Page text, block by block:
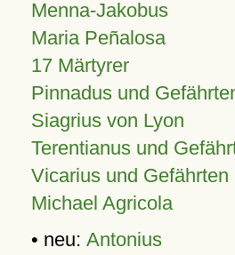
Menna-Jakobus
Maria Peñalosa
17 Märtyrer
Pinnadus und
Siagrius von Lyon
Terentianus und
Vicarius und Gefährten
Michael Agricola
• neu: Antonius